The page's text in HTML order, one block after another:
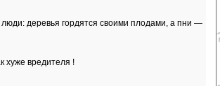
деревья гордятся своими плодами, а пни —
хуже вредителя !